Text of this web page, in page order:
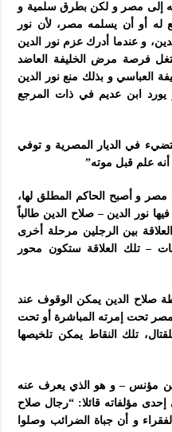
إلى مصر و لكن بطرق سلمية و
له أو أن يسلمه مصر، لأن نور
و عندما أدرك عزم نور الدين
فرصة مرض الخليفة العاضد
العباسي و بذلك منع نور الدين
ابن عديم في ذات المرجع
في الديار المصرية و توفي
علم قبل موته”
و أصبح الحاكم المطلق لها،
نور الدين – صلاح الدين طالباً
بين الرجلين مرحلة أخرى
– تلك العلاقة ستكون محور
صلاح الدين يمكن الوقوف عند
تحت إمرته المباشرة أو تحت
تلك النقاط يمكن تلخيصها
مؤنس – و هو الذي يعرف عنه
مؤلفاته قائلا: “رجال صلاح
و أن جباة الضرائب وصلوا